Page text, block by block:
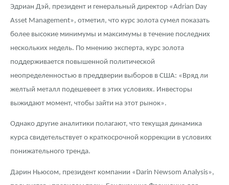
Эдриан Дэй, президент и генеральный директор «Adrian Day
Asset Management», отметил, что курс золота сумел показать
более высокие минимумы и максимумы в течение последних
нескольких недель. По мнению эксперта, курс золота
поддерживается повышенной политической
неопределенностью в преддверии выборов в США: «Вряд ли
желтый металл подешевеет в этих условиях. Инвесторы
выжидают момент, чтобы зайти на этот рынок».
Однако другие аналитики полагают, что текущая динамика
курса свидетельствует о краткосрочной коррекции в условиях
понижательного тренда.
Дарин Ньюсом, президент компании «Darin Newsom Analysis»,